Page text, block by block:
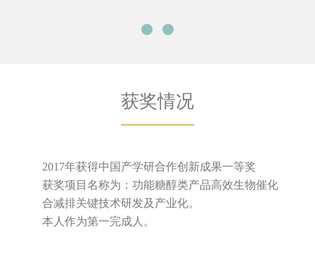
获奖情况
2017年获得中国产学研合作创新成果一等奖
获奖项目名称为：功能糖醇类产品高效生物催化
合减排关键技术研发及产业化。
本人作为第一完成人。